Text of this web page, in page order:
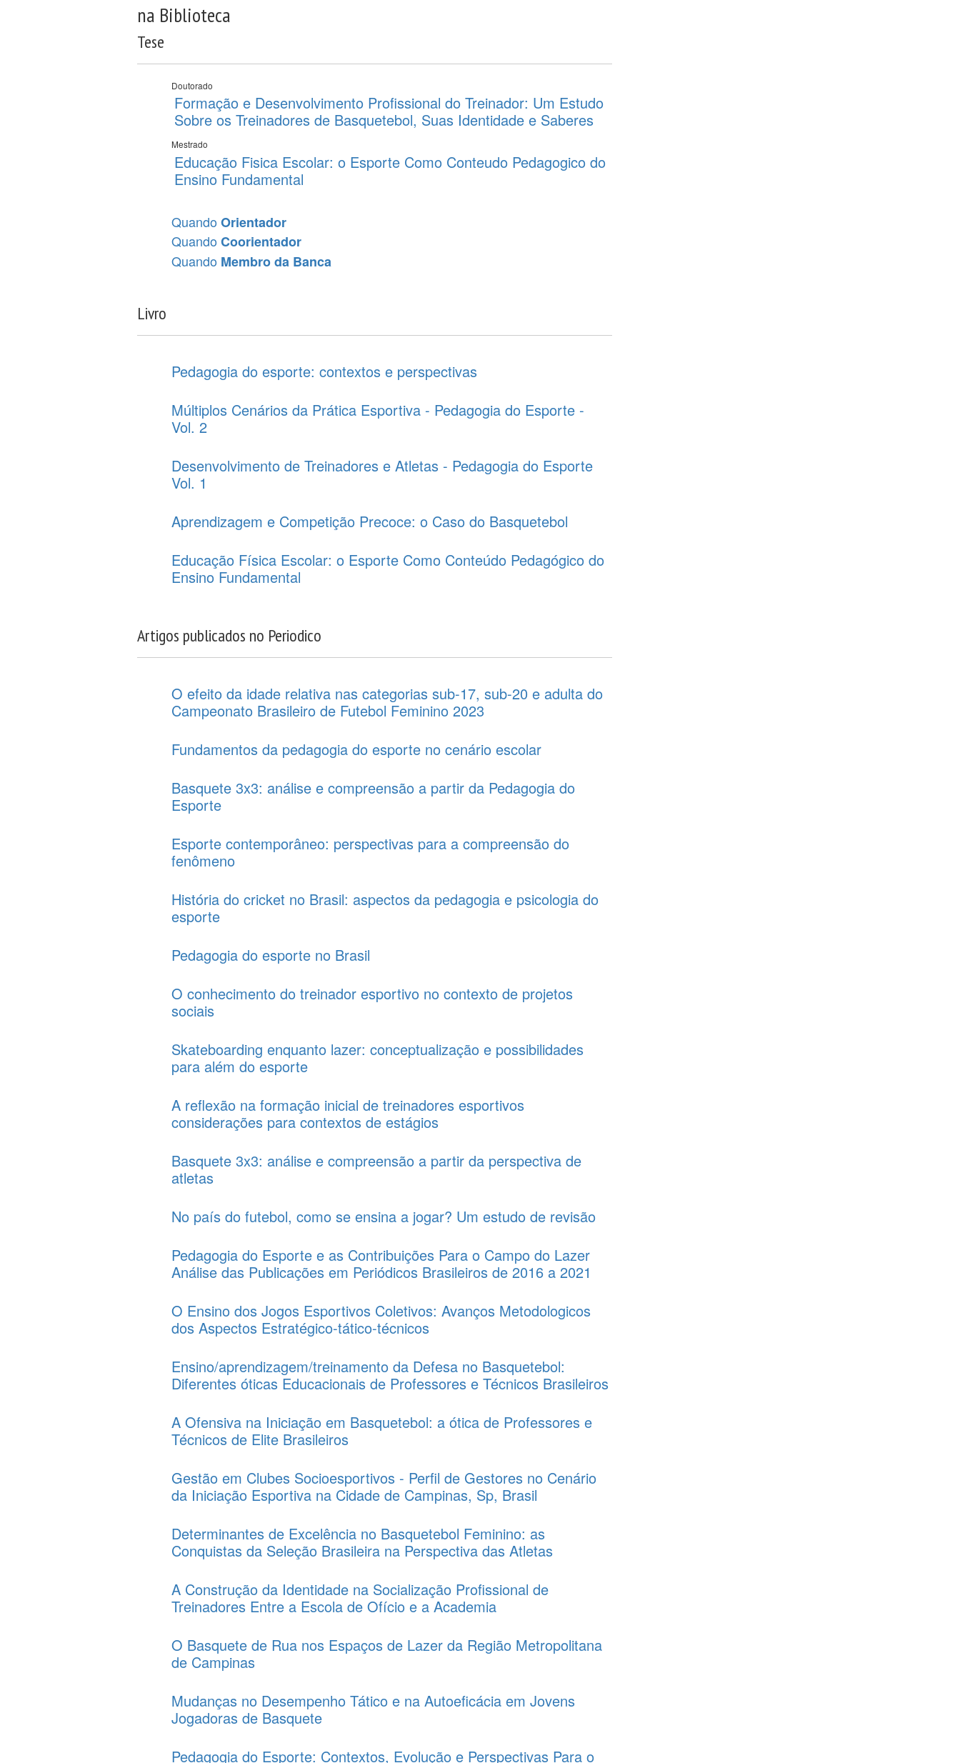
na Biblioteca
Tese
Doutorado
Formação e Desenvolvimento Profissional do Treinador: Um Estudo
Sobre os Treinadores de Basquetebol, Suas Identidade e Saberes
Mestrado
Educação Fisica Escolar: o Esporte Como Conteudo Pedagogico do
Ensino Fundamental
QuandoOrientador
QuandoCoorientador
Quando Membro da Banca
Livro
Pedagogia do esporte: contextos e perspectivas
Múltiplos Cenários da Prática Esportiva - Pedagogia do Esporte -
Vol. 2
Desenvolvimento de Treinadores e Atletas - Pedagogia do Esporte
Vol. 1
Aprendizagem e Competição Precoce: o Caso do Basquetebol
Educação Física Escolar: o Esporte Como Conteúdo Pedagógico do
Ensino Fundamental
Artigos publicados no Periodico
O efeito da idade relativa nas categorias sub-17, sub-20 e adulta do
Campeonato Brasileiro de Futebol Feminino 2023
Fundamentos da pedagogia do esporte no cenário escolar
Basquete 3x3: análise e compreensão a partir da Pedagogia do
Esporte
Esporte contemporâneo: perspectivas para a compreensão do
fenômeno
História do cricket no Brasil: aspectos da pedagogia e psicologia do
esporte
Pedagogia do esporte no Brasil
O conhecimento do treinador esportivo no contexto de projetos
sociais
Skateboarding enquanto lazer: conceptualização e possibilidades
para além do esporte
A reflexão na formação inicial de treinadores esportivos
considerações para contextos de estágios
Basquete 3x3: análise e compreensão a partir da perspectiva de
atletas
No país do futebol, como se ensina a jogar? Um estudo de revisão
Pedagogia do Esporte e as Contribuições Para o Campo do Lazer
Análise das Publicações em Periódicos Brasileiros de 2016 a 2021
O Ensino dos Jogos Esportivos Coletivos: Avanços Metodologicos
dos Aspectos Estratégico-tático-técnicos
Ensino/aprendizagem/treinamento da Defesa no Basquetebol:
Diferentes óticas Educacionais de Professores e Técnicos Brasileiros
A Ofensiva na Iniciação em Basquetebol: a ótica de Professores e
Técnicos de Elite Brasileiros
Gestão em Clubes Socioesportivos - Perfil de Gestores no Cenário
da Iniciação Esportiva na Cidade de Campinas, Sp, Brasil
Determinantes de Excelência no Basquetebol Feminino: as
Conquistas da Seleção Brasileira na Perspectiva das Atletas
A Construção da Identidade na Socialização Profissional de
Treinadores Entre a Escola de Ofício e a Academia
O Basquete de Rua nos Espaços de Lazer da Região Metropolitana
de Campinas
Mudanças no Desempenho Tático e na Autoeficácia em Jovens
Jogadoras de Basquete
Pedagogia do Esporte: Contextos, Evolução e Perspectivas Para o